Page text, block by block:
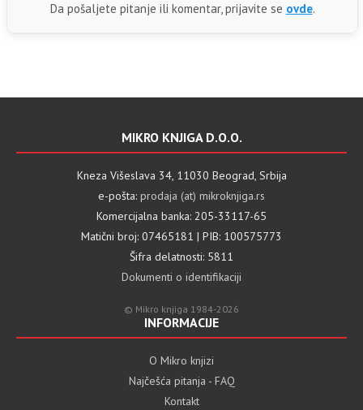
Da pošaljete pitanje ili komentar, prijavite se ovde.
MIKRO KNJIGA D.O.O.
Kneza Višeslava 34, 11030 Beograd, Srbija
e-pošta: prodaja (at) mikroknjiga.rs
Komercijalna banka: 205-33117-65
Matični broj: 07465181 | PIB: 100575773
Šifra delatnosti: 5811
Dokumenti o identifikaciji
© Mikro knjiga 1984-2026
INFORMACIJE
O Mikro knjizi
Najčešća pitanja - FAQ
Kontakt